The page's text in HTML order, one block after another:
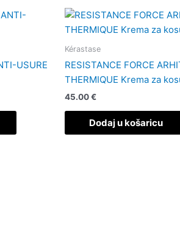
USURE
Kérastase
RESISTANCE FORCE
THERMIQUE Krema za
45.00€
Dodaj u košaricu